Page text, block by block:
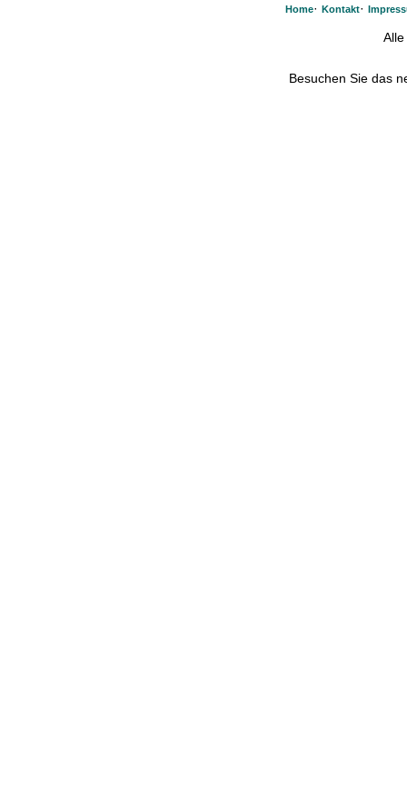
Home· Kontakt·
Besuchen Sie das